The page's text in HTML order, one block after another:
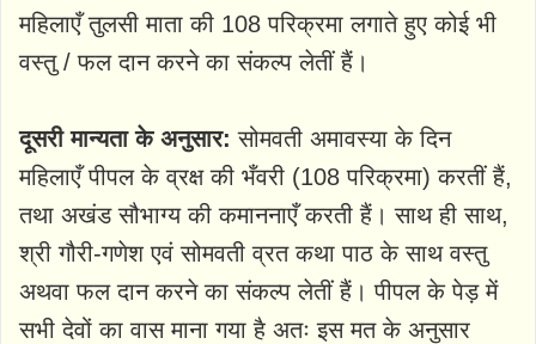
महिलाएँ तुलसी माता की 108 परिक्रमा लगाते हुए कोई भी
वस्तु / फल दान करने का संकल्प लेतीं हैं।
दूसरी मान्यता के अनुसार: सोमवती अमावस्या के दिन
महिलाएँ पीपल के व्रक्ष की भँवरी (108 परिक्रमा) करतीं हैं,
तथा अखंड सौभाग्य की कमाननाएँ करती हैं। साथ ही साथ,
श्री गौरी-गणेश एवं सोमवती व्रत कथा पाठ के साथ वस्तु
अथवा फल दान करने का संकल्प लेतीं हैं। पीपल के पेड़ में
सभी देवों का वास माना गया है अतः इस मत के अनुसार